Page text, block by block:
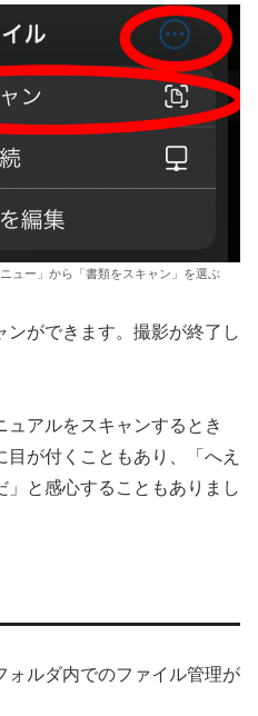
ュー」から「書類をスキャン」を選ぶ
ができます。撮影が終了し
アルをスキャンするとき
が付くこともあり、「へえ
と感心することもありまし
ォルダ内でのファイル管理が